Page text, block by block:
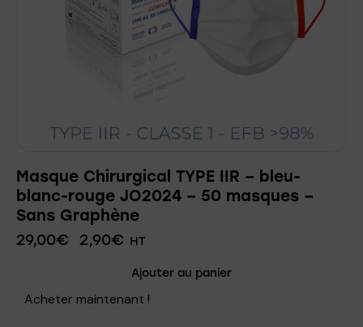
Masque Chirurgical TYPE IIR – bleu-
blanc-rouge JO2024 – 50 masques –
Sans Graphène
29,00€ 2,90€ HT
Ajouter au panier
Acheter maintenant !